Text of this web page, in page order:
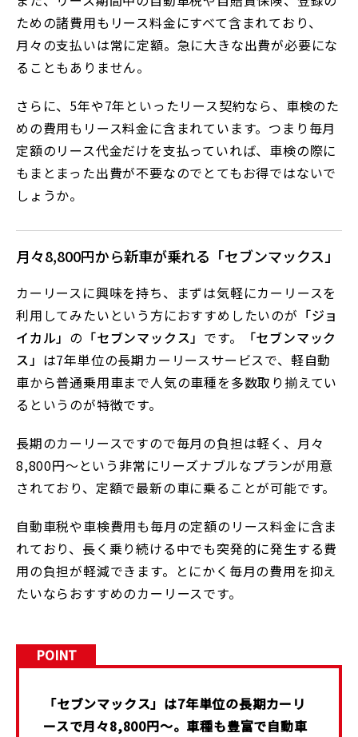
ための諸費用もリース料金にすべて含まれており、
月々の支払いは常に定額。急に大きな出費が必要にな
ることもありません。
さらに、5年や7年といったリース契約なら、車検のた
めの費用もリース料金に含まれています。つまり毎月
定額のリース代金だけを支払っていれば、車検の際に
もまとまった出費が不要なのでとてもお得ではないで
しょうか。
月々8,800円から新車が乗れる「セブンマックス」
カーリースに興味を持ち、まずは気軽にカーリースを
利用してみたいという方におすすめしたいのが 「ジョ
イカル」 の 「セブンマックス」 です。
「セブンマック
ス」 は7年単位の長期カーリースサービスで、軽自動
車から普通乗用車まで人気の車種を多数取り揃えてい
るというのが特徴です。
長期のカーリースですので毎月の負担は軽く、月々
8,800円～という非常にリーズナブルなプランが用意
されており、定額で最新の車に乗ることが可能です。
自動車税や車検費用も毎月の定額のリース料金に含ま
れており、長く乗り続ける中でも突発的に発生する費
用の負担が軽減できます。とにかく毎月の費用を抑え
たいならおすすめのカーリースです。
POINT
「セブンマックス」は7年単位の長期カーリ
ースで月々8,800円〜。車種も豊富で自動車